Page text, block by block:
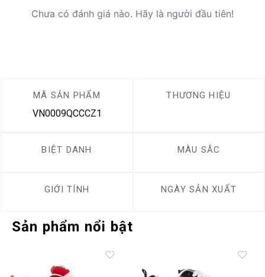
Chưa có đánh giá nào. Hãy là người đầu tiên!
MÃ SẢN PHẨM
VN0009QCCCZ1
THƯƠNG HIỆU
BIỆT DANH MÀU SẮC
GIỚI TÍNH NGÀY SẢN XUẤT
Sản phẩm nổi bật